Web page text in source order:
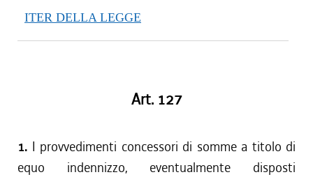
ITER DELLA LEGGE
Art. 127
1. I provvedimenti concessori di somme a titolo di
equo indennizzo, eventualmente disposti